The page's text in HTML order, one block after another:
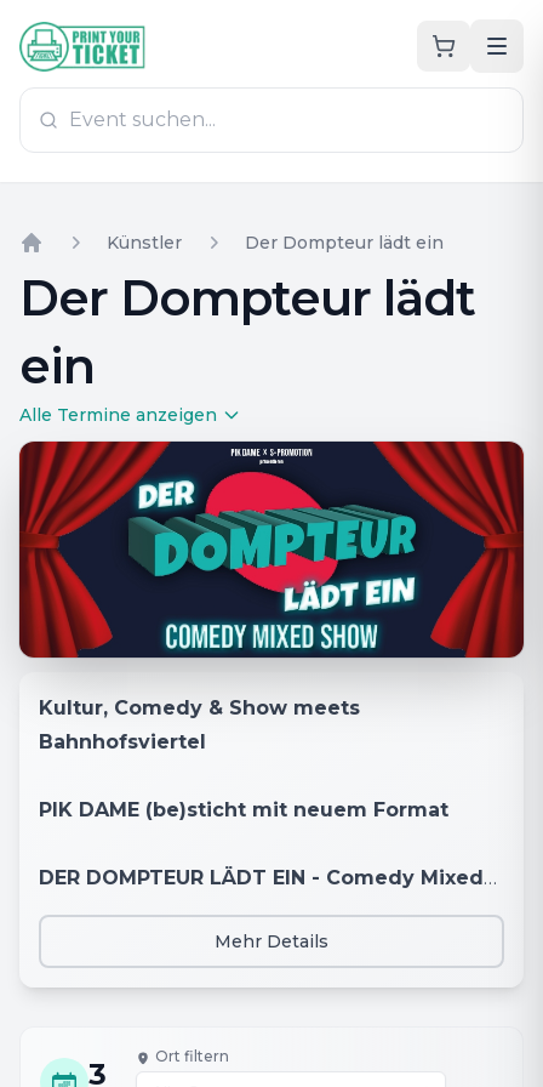
Zum Hauptinhalt
PrintYourTicket
Künstler Der Dompteur lädt ein
Der Dompteur lädt
ein
Alle Termine anzeigen
Kultur, Comedy & Show meets
Bahnhofsviertel
PIK DAME (be)sticht mit neuem Format
DER DOMPTEUR LÄDT EIN - Comedy Mixed
Show
23.12.2023 mit DER DOMPTEUR LÄDT EIN ein
neues Comedyformat für besondere
Mehr Details
3
Ort filtern